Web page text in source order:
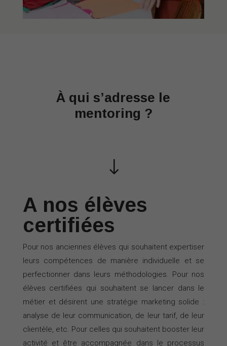
À qui s’adresse le
mentoring ?
"
A nos élèves
certifiées
Pour nos anciennes élèves qui souhaitent expertiser
leurs compétences de manière individuelle et se
perfectionner dans leurs méthodologies. Pour nos
élèves certifiées qui souhaitent se lancer dans le
métier et désirent une stratégie marketing solide :
analyse de leur communication, de leur tarif, de leur
clientèle, etc. Pour celles qui souhaitent booster leur
activité et être accompagnée dans le processus